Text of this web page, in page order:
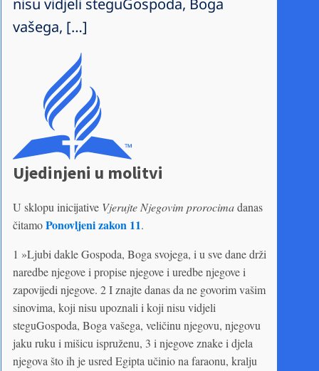
vašega, […]
Ujedinjeni u molitvi
U sklopu inicijative Vjerujte Njegovim prorocimadanas
čitamoPonovljeni zakon 11.
1 »Ljubi dakle Gospoda, Boga svojega, i u sve dane drži
naredbe njegove i propise njegove i uredbe njegove i
zapovijedi njegove. 2 I znajte danas da ne govorim vašim
sinovima, koji nisu upoznali i koji nisu vidjeli
steguGospoda, Boga vašega, veličinu njegovu, njegovu
jaku ruku i mišicu ispruženu, 3 i njegove znake i djela
njegova što ih je usred Egipta učinio na faraonu, kralju